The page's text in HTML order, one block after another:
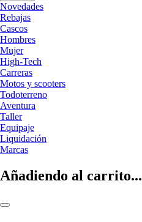
Novedades
Rebajas
Cascos
Hombres
Mujer
High-Tech
Carreras
Motos y scooters
Todoterreno
Aventura
Taller
Equipaje
Liquidación
Marcas
Añadiendo al carrito...